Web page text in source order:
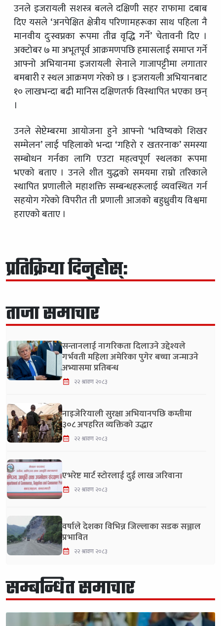
उनले इजरायली सशस्त्र बलले दक्षिणी सहर राफामा दबाब
दिए यसले ‘अनपेक्षित क्षेत्रीय परिणामहरूका साथ पहिला नै
मानवीय दुःस्वप्नका रूपमा तीव्र वृद्धि गर्ने’ चेतावनी दिए ।
अक्टोबर ७ मा अभूतपूर्व आक्रमणपछि हमासलाई समाप्त गर्ने
आफ्नो अभियानमा इजरायली सेनाले गाजापट्टीमा लगातार
बमबारी र स्थल आक्रमण गरेको छ । इजरायली अभियानबाट
१० लाखभन्दा बढी मानिस दक्षिणतर्फ विस्थापित भएका छन्
।
उनले सेप्टेम्बरमा आयोजना हुने आफ्नो ‘भविष्यको शिखर
सम्मेलन’ लाई पहिलाको भन्दा ‘गहिरो र खतरनाक’ समस्या
सम्बोधन गर्नका लागि एउटा महत्वपूर्ण स्थलका रूपमा
भएको बताए । उनले शीत युद्धको समयमा राम्रो तरिकाले
स्थापित प्रणालीले महाशक्ति सम्बन्धहरूलाई व्यवस्थित गर्न
सहयोग गरेको विपरीत ती प्रणाली आजको बहुध्रुवीय विश्वमा
हराएको बताए ।
प्रतिक्रिया दिनुहोस्:
ताजा समाचार
सन्तानलाई नागरिकता दिलाउने उद्देश्यले
गर्भवती महिला अमेरिका पुगेर बच्चा जन्माउने
अभ्यासमा प्रतिबन्ध
२२ श्रावण २०८३
नाइजेरियाली सुरक्षा अभियानपछि कम्तीमा
३०८ अपहरित व्यक्तिको उद्धार
२२ श्रावण २०८३
एभरेष्ट मार्ट स्टोरलाई दुई लाख जरिवाना
२२ श्रावण २०८३
वर्षाले देशका विभिन्न जिल्लाका सडक सञ्जाल
प्रभावित
२२ श्रावण २०८३
सम्बन्धित समाचार